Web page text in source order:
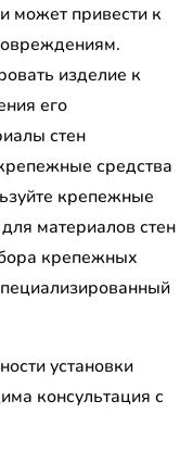
может привести к
изделие к
его
стен
средства
крепежные
материалов стен
крепежных
установки
консультация с